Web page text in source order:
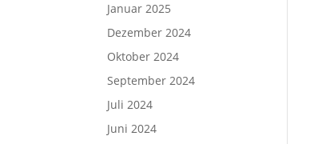
Januar 2025
Dezember 2024
Oktober 2024
September 2024
Juli 2024
Juni 2024